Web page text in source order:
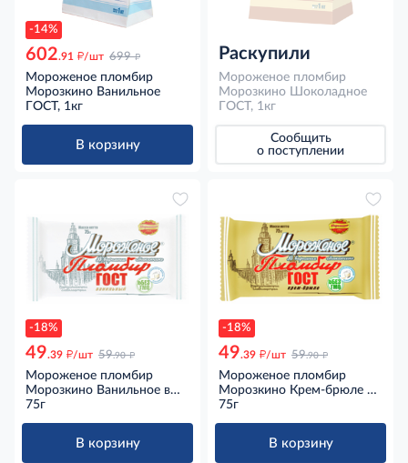
-14%
602.91 д/шт 699 д
Мороженое пломбир
Морозкино Ванильное
ГОСТ, 1кг
В корзину
Раскупили
Мороженое пломбир
Морозкино Шоколадное
ГОСТ, 1кг
Сообщить
о поступлении
-18%
49.39 д/шт 59.90 д
Мороженое пломбир
Морозкино Ванильное в
вафельном стаканчике
75г
В корзину
-18%
49.39 д/шт 59.90 д
Мороженое пломбир
Морозкино Крем-брюле в
вафельном стаканчике
75г
В корзину